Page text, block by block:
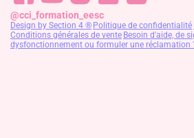
@cci_formation_eesc
Design by Section 4 ® Politique de confidentialité
Conditions générales de vente Besoin d'aide, de
dysfonctionnement ou formuler une réclamation